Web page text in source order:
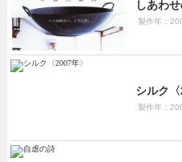
しあわ
製作年：
シルク〈
製作年：